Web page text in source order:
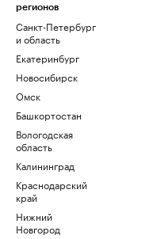
регионов
Санкт-Петербург
и область
Екатеринбург
Новосибирск
Омск
Башкортостан
Вологодская
область
Калининград
Краснодарский
край
Нижний
Новгород